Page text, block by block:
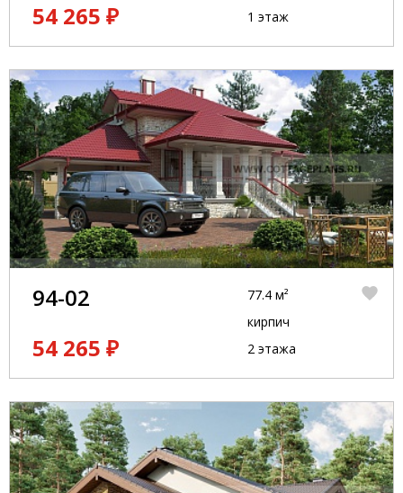
54 265 ₽
1 этаж
94-02
54 265 ₽
77.4 м²
кирпич
2 этажа